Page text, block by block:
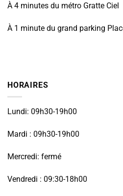
À 4 minutes du métro Gratte Ciel
À 1 minute du grand parking
HORAIRES
Lundi: 09h30-19h00
Mardi : 09h30-19h00
Mercredi: fermé
Vendredi : 09:30-18h00